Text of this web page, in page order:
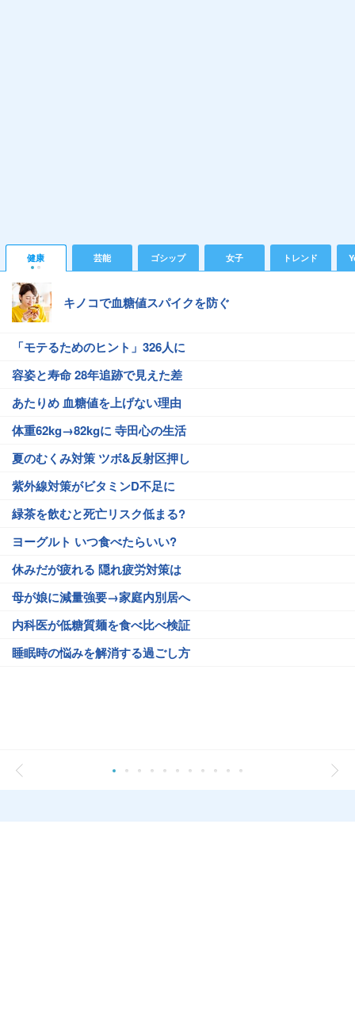
健康 芸能 ゴシップ 女子 トレンド
キノコで血糖値スパイクを防ぐ
「モテるためのヒント」326人に
容姿と寿命 28年追跡で見えた差
あたりめ 血糖値を上げない理由
体重62kg→82kgに 寺田心の生活
夏のむくみ対策 ツボ&反射区押し
紫外線対策がビタミンD不足に
緑茶を飲むと死亡リスク低まる?
ヨーグルト いつ食べたらいい?
休みだが疲れる 隠れ疲労対策は
母が娘に減量強要→家庭内別居へ
内科医が低糖質麺を食べ比べ検証
睡眠時の悩みを解消する過ごし方